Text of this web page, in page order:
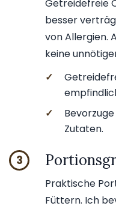
Getreidefreie
besser
von Allergien.
keine
✓
✓
Zutaten.
3
Praktische
Füttern. Ich